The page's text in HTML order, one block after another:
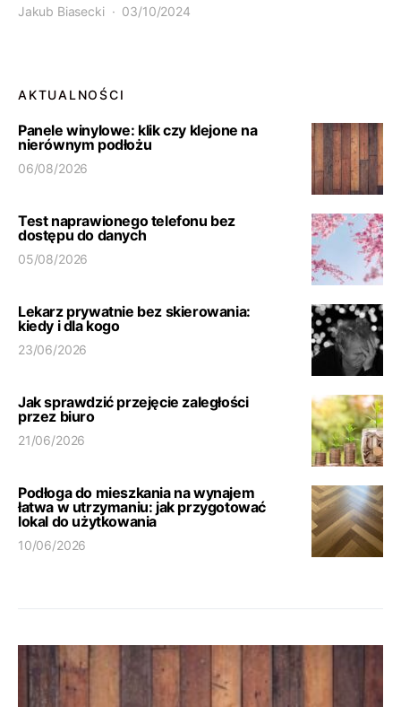
Jakub Biasecki 03/10/2024
AKTUALNOŚCI
Panele winylowe: klik czy klejone na
nierównym podłożu
06/08/2026
Test naprawionego telefonu bez
dostępu do danych
05/08/2026
Lekarz prywatnie bez skierowania:
kiedy i dla kogo
23/06/2026
Jak sprawdzić przejęcie zaległości
przez biuro
21/06/2026
Podłoga do mieszkania na wynajem
łatwa w utrzymaniu: jak przygotować
lokal do użytkowania
10/06/2026